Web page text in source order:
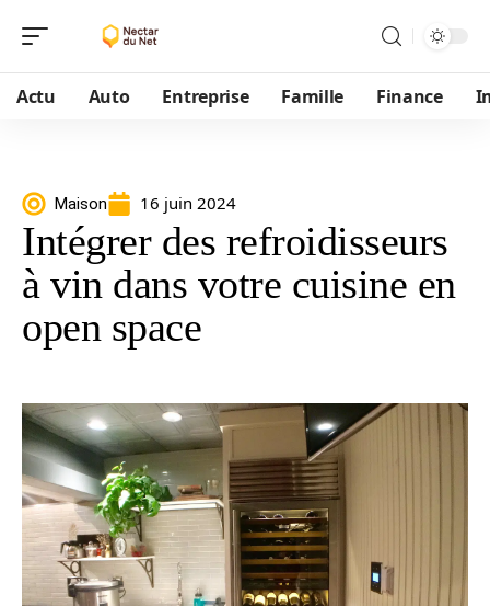
Actu Auto Entreprise Famille Finance
Maison 16 juin 2024
Intégrer des refroidisseurs
à vin dans votre cuisine en
open space